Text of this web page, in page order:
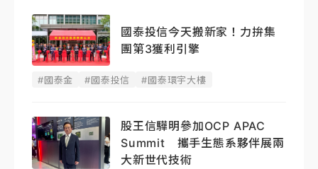
國泰投信今天搬新家！力拚集
團第3獲利引擎
#國泰金 #國泰投信 #國泰環宇大樓
股王信驊明參加OCP APAC
Summit 攜手生態系夥伴展兩
大新世代技術